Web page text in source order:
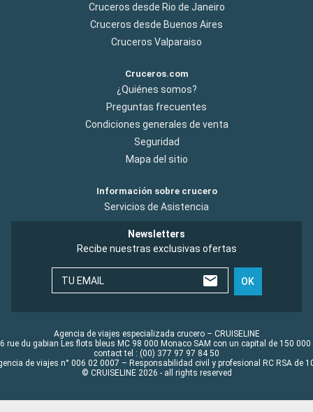
Cruceros desde Rio de Janeiro
Cruceros desde Buenos Aires
Cruceros Valparaiso
Cruceros.com
¿Quiénes somos?
Preguntas frecuentes
Condiciones generales de venta
Seguridad
Mapa del sitio
Información sobre crucero
Servicios de Asistencia
Newsletters
Recibe nuestras exclusivas ofertas
TU EMAIL OK
Agencia de viajes especializada crucero – CRUISELINE
rue du gabian Les flots bleus MC 98 000 Monaco SAM con un capital de 150 000
contact tel : (00) 377 97 97 84 50
de viajes n° 006 02 0007 – Responsabilidad civil y profesional RC RSA de
© CRUISELINE 2026 - all rights reserved